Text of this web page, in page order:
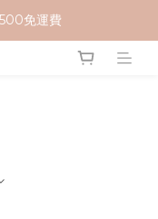
購物金
免運費
購物金